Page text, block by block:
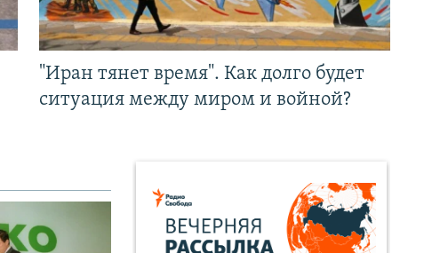
"Иран тянет время". Как долго будет
ситуация между миром и войной?